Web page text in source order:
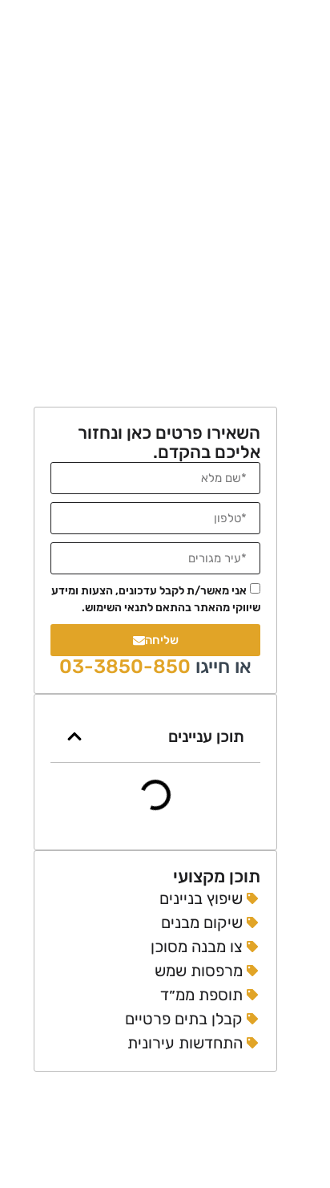
השאירו פרטים כאן ונחזור
אליכם בהקדם.
אני מאשר/ת לקבל עדכונים, הצעות ומידע
שיווקי מהאתר בהתאם לתנאי השימוש.
שליחה
או חייגו 03-3850-850
תוכן עניינים
תוכן מקצועי
שיפוץ בניינים
שיקום מבנים
צו מבנה מסוכן
מרפסות שמש
תוספת ממ״ד
קבלן בתים פרטיים
התחדשות עירונית